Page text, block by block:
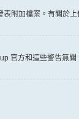
附加檔案。有關於
官方和這些警告無